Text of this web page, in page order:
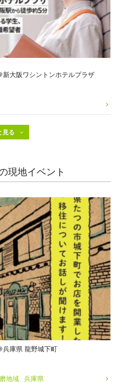
大阪ワシントンホテルプラザ
現地イベント
＠兵庫県 龍野城下町
地域 兵庫県